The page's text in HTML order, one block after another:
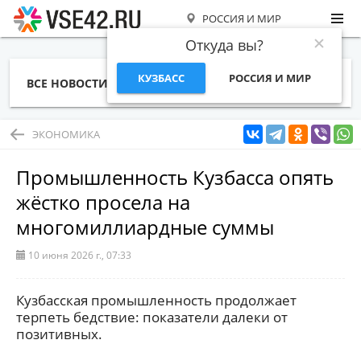
РОССИЯ И МИР
Откуда вы?
КУЗБАСС РОССИЯ И МИР
ВСЕ НОВОСТИ СТАТЬИ ТЕМЫ ФОТО
ЭКОНОМИКА
Промышленность Кузбасса опять
жёстко просела на
многомиллиардные суммы
10 июня 2026 г., 07:33
Кузбасская промышленность продолжает
терпеть бедствие: показатели далеки от
позитивных.